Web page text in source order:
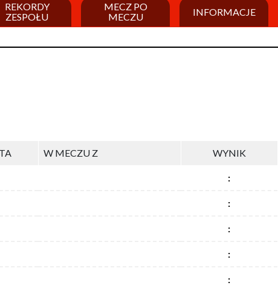
REKORDY
ZESPOŁU
MECZ PO
MECZU
INFORMACJE
W MECZU Z WYNIK
:
:
:
:
: